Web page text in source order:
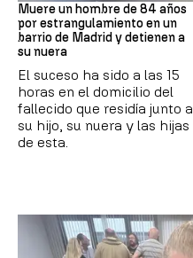
Muere un hombre de 84 años
por estrangulamiento en un
barrio de Madrid y detienen a
su nuera
El suceso ha sido a las 15
horas en el domicilio del
fallecido que residía junto a
su hijo, su nuera y las hijas
de esta.